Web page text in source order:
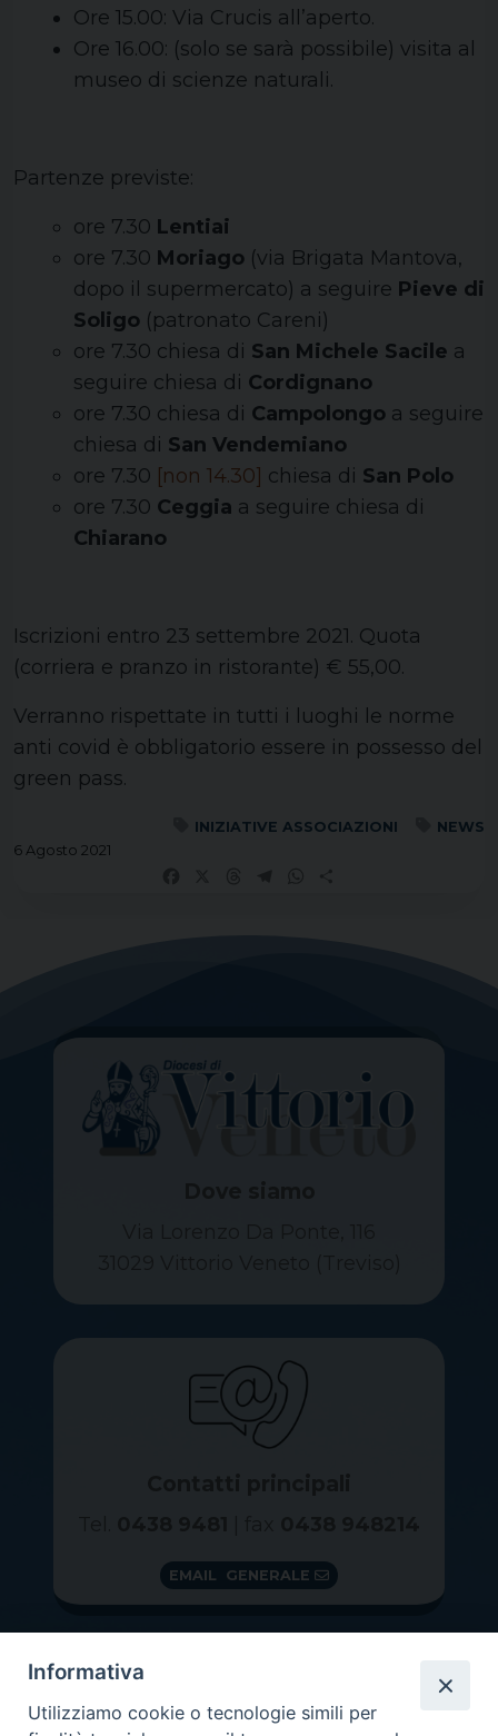
Ore 15.00: Via Crucis all’aperto.
Ore 16.00: (solo se sarà possibile) visita al
museo di scienze naturali.
Partenze previste:
ore 7.30 Lentiai
ore 7.30 Moriago (via Brigata Mantova,
dopo il supermercato) a seguire Pieve di
Soligo (patronato Careni)
ore 7.30 chiesa di San Michele Sacile a
seguire chiesa di Cordignano
ore 7.30 chiesa di Campolongo a seguire
chiesa di San Vendemiano
ore 7.30 [non 14.30] chiesa di San Polo
ore 7.30 Ceggia a seguire chiesa di
Chiarano
Iscrizioni entro 23 settembre 2021. Quota
(corriera e pranzo in ristorante) € 55,00.
Verranno rispettate in tutti i luoghi le norme
anti covid è obbligatorio essere in possesso del
green pass.
INIZIATIVE ASSOCIAZIONI
NEWS
6 Agosto 2021
EMAIL GENERALE
Informativa
Utilizziamo cookie o tecnologie simili per